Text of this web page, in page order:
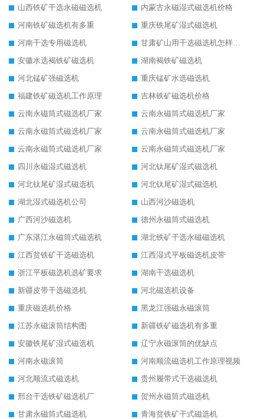
山西铁矿干选永磁磁选机
内蒙古永磁湿式磁选机价格
河南铁矿磁选机有多重
重庆铁尾矿湿式磁选机
河南干选专用磁选机
安徽水选褐铁矿磁选机
湖南褐铁矿磁选机
河北锰矿强磁选机
重庆锰矿水选磁选机
福建铁矿磁选机工作原理
吉林铁矿磁选机价格
云南永磁筒式磁选机厂家
云南永磁筒式磁选机厂家
云南永磁筒式磁选机厂家
云南永磁筒式磁选机厂家
云南永磁筒式磁选机厂家
云南永磁筒式磁选机厂家
四川永磁湿式磁选机
河北钛尾矿湿式磁选机
河北钛尾矿湿式磁选机
河北钛尾矿湿式磁选机
湖北湿式磁选机公司
山西河沙磁选机
广西河沙磁选机
德州永磁筒式磁选机
广东湛江永磁筒式磁选机
湖北铁矿干选永磁磁选机
江西贫铁矿干选磁选机
江西湿式平板磁选机皮带
浙江平板磁选机选矿要求
湖南干选磁选机
新疆皮带干选磁选机
河北磁选机设备
重庆磁选机价格
黑龙江强磁永磁滚筒
江苏永磁滚筒结构图
新疆铁矿磁选机有多重
安徽铁尾矿湿式磁选机
辽宁永磁滚筒的优缺点
河南永磁滚筒
河南顺流磁选机工作原理视频
河北顺流式磁选机
贵州履带式干选磁选机
邢台干选铁矿磁选机厂
贺州永磁筒式磁选机
甘肃永磁筒式磁选机
青海贫铁矿干式磁选机